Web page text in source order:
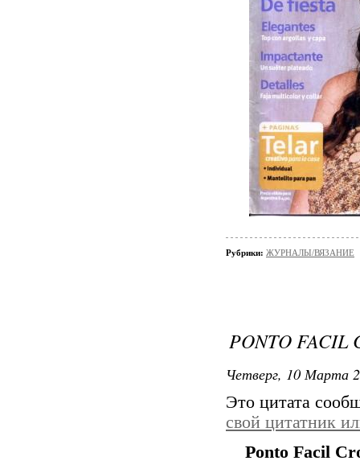
Рубрики: ЖУРНАЛЫ/ВЯЗАНИЕ
PONTO FACIL
Четверг, 10 Марта
Это цитата
свой цитатник
Ponto Facil